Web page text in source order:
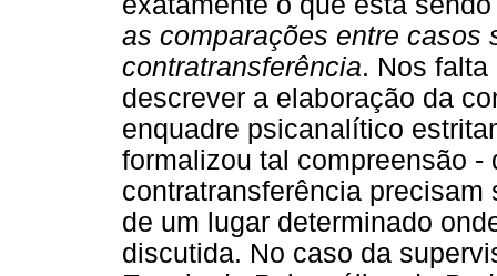
as comparações entre casos
contratransferência. Nos
descrever a elaboração da
enquadre psicanalítico
formalizou tal compreensão -
contratransferência
de um lugar determinado
discutida. No caso da